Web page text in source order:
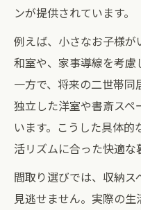
ンが提供されています。
例えば、小さなお子様
和室や、家事導線を考慮
一方で、将来の二世帯同
独立した洋室や書斎スペ
います。こうした具体
活リズムに合った快適な
間取り選びでは、収納ス
見逃せません。実際の